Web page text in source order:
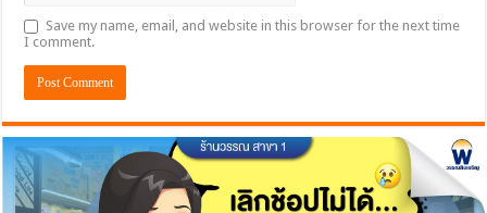
Save my name, email, and website in this browser for the next time
I comment.